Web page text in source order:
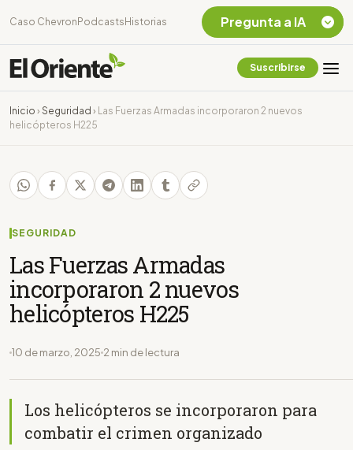
Caso Chevron Podcasts Historias
Suscribirse
Inicio › Seguridad ›
Las Fuerzas Armadas incorporaron 2 nuevos
helicópteros H225
SEGURIDAD
Las Fuerzas Armadas
incorporaron 2 nuevos
helicópteros H225
10 de marzo, 2025 2 min de lectura
Los helicópteros se incorporaron para
combatir el crimen organizado
Pregunta a IA
Chevron Ecuador